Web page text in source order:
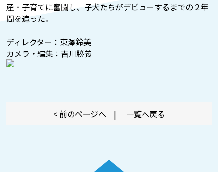
産・子育てに奮闘し、子犬たちがデビューするまでの２年
間を追った。
ディレクター：東澤鈴美
カメラ・編集：吉川勝義
< 前のページへ | 一覧へ戻る